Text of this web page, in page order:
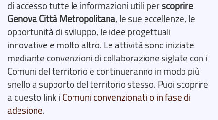
di accesso tutte le informazioni utili perscoprire
Genova Città Metropolitana, le sue eccellenze, le
opportunità di sviluppo, le idee progettuali
innovative e molto altro. Le attività sono iniziate
mediante convenzioni di collaborazione siglate con i
Comuni del territorio e continueranno in modo più
snello a supporto del territorio stesso. Puoi scoprire
a questo link i Comuni convenzionati o in fase di
adesione.